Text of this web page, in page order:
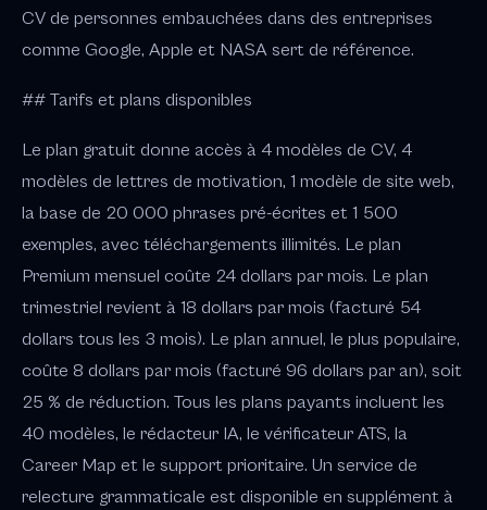
CV de personnes embauchées dans des entreprises
comme Google, Apple et NASA sert de référence.
## Tarifs et plans disponibles
Le plan gratuit donne accès à 4 modèles de CV, 4
modèles de lettres de motivation, 1 modèle de site web,
la base de 20 000 phrases pré-écrites et 1 500
exemples, avec téléchargements illimités. Le plan
Premium mensuel coûte 24 dollars par mois. Le plan
trimestriel revient à 18 dollars par mois (facturé 54
dollars tous les 3 mois). Le plan annuel, le plus populaire,
coûte 8 dollars par mois (facturé 96 dollars par an), soit
25 % de réduction. Tous les plans payants incluent les
40 modèles, le rédacteur IA, le vérificateur ATS, la
Career Map et le support prioritaire. Un service de
relecture grammaticale est disponible en supplément à